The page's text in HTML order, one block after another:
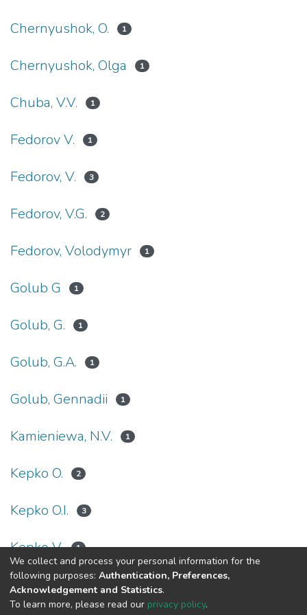
Chernyushok, O. 1
Chernyushok, Olga 1
Chuba, V.V. 1
Fedorov V. 1
Fedorov, V. 3
Fedorov, V.G. 2
Fedorov, Volodymyr 1
Golub G 1
Golub, G. 1
Golub, G.A. 1
Golub, Gennadii 1
Kamieniewa, N.V. 1
Kepko O. 2
Kepko O.I. 3
Kepko V. 1
Previous
We collect and process your personal information for the
following purposes: Authentication, Preferences,
Acknowledgement and Statistics.
To learn more, please read our privacy policy.